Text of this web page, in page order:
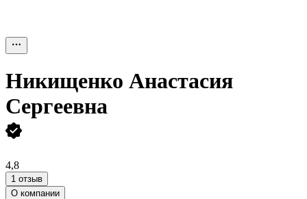
Никищенко Анастасия
Сергеевна
4,8
1 отзыв
О компании